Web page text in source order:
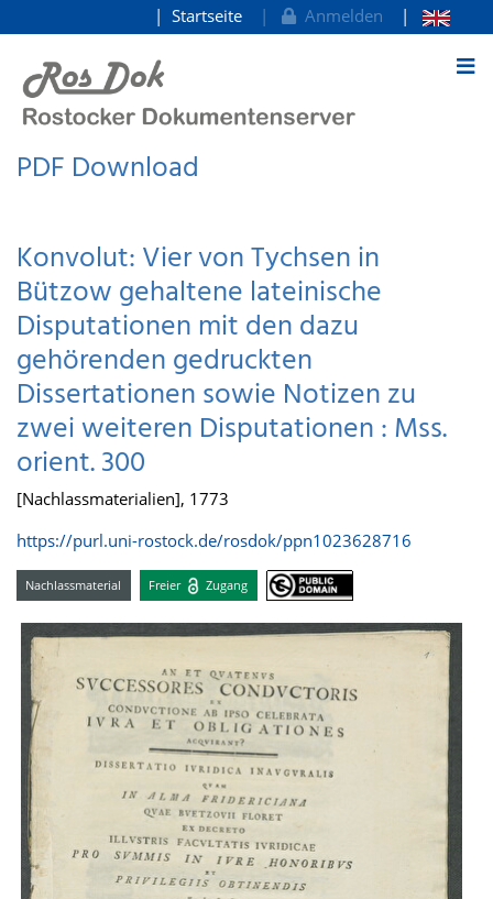
zum Inhalt
Startseite Anmelden
PDF Download
Konvolut: Vier von Tychsen in
Bützow gehaltene lateinische
Disputationen mit den dazu
gehörenden gedruckten
Dissertationen sowie Notizen zu
zwei weiteren Disputationen : Mss.
orient. 300
[Nachlassmaterialien], 1773
https://purl.uni-rostock.de/rosdok/ppn1023628716
Nachlassmaterial Freier Zugang